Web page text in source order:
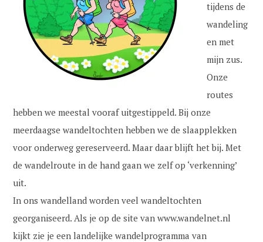
tijdens de
wandeling
en met
mijn zus.
Onze
routes
hebben we meestal vooraf uitgestippeld. Bij onze
meerdaagse wandeltochten hebben we de slaapplekken
voor onderweg gereserveerd. Maar daar blijft het bij. Met
de wandelroute in de hand gaan we zelf op ‘verkenning’
uit.
In ons wandelland worden veel wandeltochten
georganiseerd. Als je op de site van www.wandelnet.nl
kijkt zie je een landelijke wandelprogramma van